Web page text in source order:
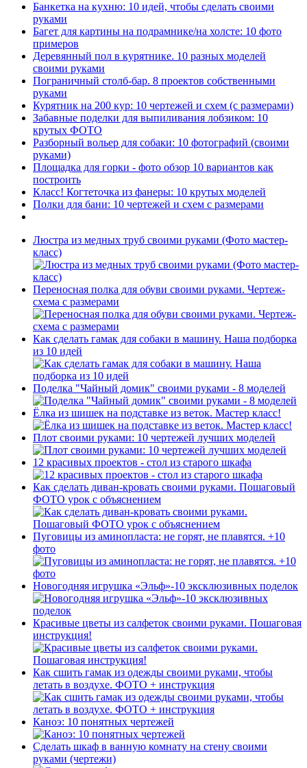
Банкетка на кухню: 10 идей, чтобы сделать своими
руками
Багет для картины на подрамнике/на холсте: 10 фото
примеров
Деревянный пол в курятнике. 10 разных моделей
своими руками
Пограничный столб-бар. 8 проектов собственными
руками
Курятник на 200 кур: 10 чертежей и схем (с размерами)
Забавные поделки для выпиливания лобзиком: 10
крутых ФОТО
Разборный вольер для собаки: 10 фотографий (своими
руками)
Площадка для горки - фото обзор 10 вариантов как
построить
Класс! Когтеточка из фанеры: 10 крутых моделей
Полки для бани: 10 чертежей и схем с размерами
Люстра из медных труб своими руками (Фото мастер-
класс)
Переносная полка для обуви своими руками. Чертеж-
схема с размерами
Как сделать гамак для собаки в машину. Наша подборка
из 10 идей
Поделка "Чайный домик" своими руками - 8 моделей
Ёлка из шишек на подставке из веток. Мастер класс!
Плот своими руками: 10 чертежей лучших моделей
12 красивых проектов - стол из старого шкафа
Как сделать диван-кровать своими руками. Пошаговый
ФОТО урок с объяснением
Пуговицы из аминопласта: не горят, не плавятся. +10
фото
Новогодняя игрушка «Эльф»-10 эксклюзивных поделок
Красивые цветы из салфеток своими руками. Пошаговая
инструкция!
Как сшить гамак из одежды своими руками, чтобы
летать в воздухе. ФОТО + инструкция
Каноэ: 10 понятных чертежей
Сделать шкаф в ванную комнату на стену своими
руками (чертежи)